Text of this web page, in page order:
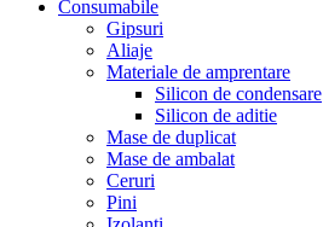
Consumabile
Gipsuri
Aliaje
Materiale de amprentare
Silicon de condensare
Silicon de aditie
Mase de duplicat
Mase de ambalat
Ceruri
Pini